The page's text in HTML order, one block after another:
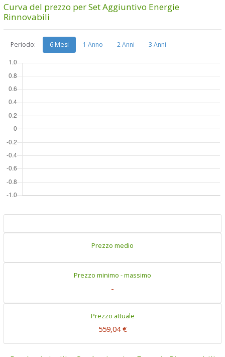
Curva del prezzo per Set Aggiuntivo Energie
Rinnovabili
Periodo: 6 Mesi 1 Anno 2 Anni 3 Anni
Prezzo medio
Prezzo minimo - massimo
-
Prezzo attuale
559,04 €